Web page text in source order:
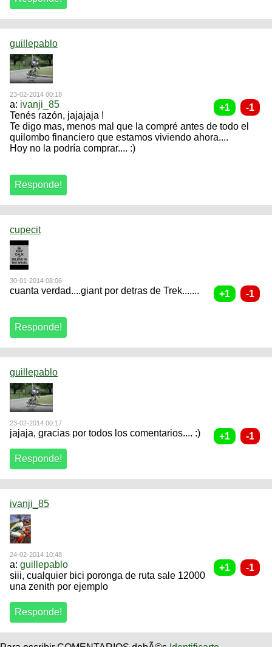
guillepablo
23-02-2014 00:18
a: ivanji_85
Tenés razón, jajajaja !
Te digo mas, menos mal que la compré antes de todo el
quilombo financiero que estamos viviendo ahora....
Hoy no la podría comprar.... :)
cupecit
30-01-2014 08:06
cuanta verdad....giant por detras de Trek.......
guillepablo
23-02-2014 00:17
jajaja, gracias por todos los comentarios.... :)
ivanji_85
24-02-2014 10:48
a: guillepablo
siii, cualquier bici poronga de ruta sale 12000
una zenith por ejemplo